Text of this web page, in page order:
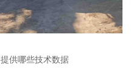
供哪些技术数据